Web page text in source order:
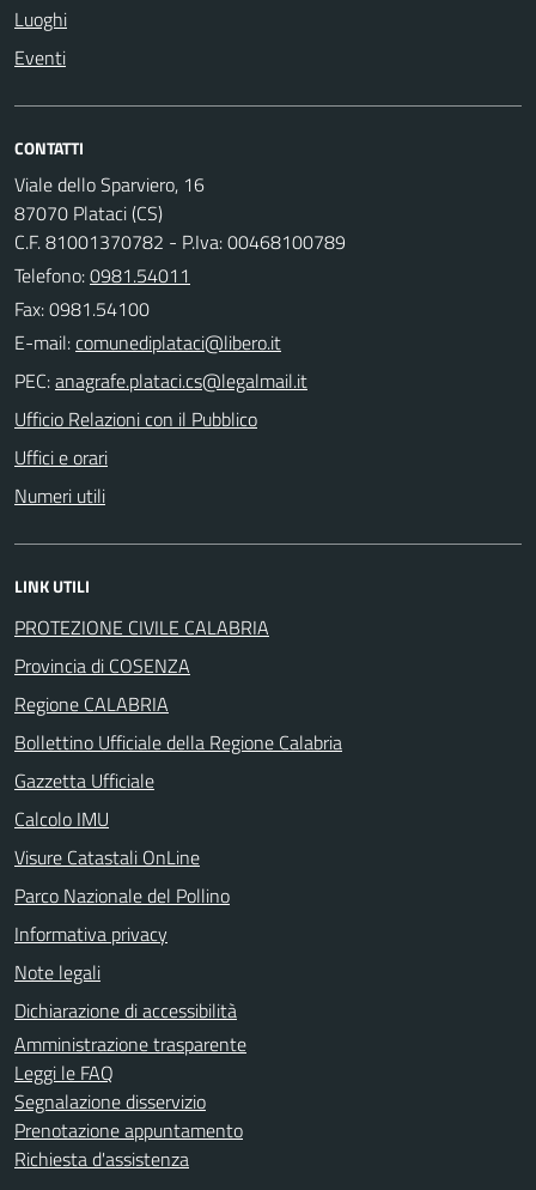
Luoghi
Eventi
CONTATTI
Viale dello Sparviero, 16
87070 Plataci (CS)
C.F. 81001370782 - P.Iva: 00468100789
Telefono:0981.54011
Fax: 0981.54100
E-mail:
PEC:
Ufficio Relazioni con il Pubblico
Uffici e orari
Numeri utili
LINK UTILI
PROTEZIONE CIVILE CALABRIA
Provincia di COSENZA
Regione CALABRIA
Bollettino Ufficiale della Regione Calabria
Gazzetta Ufficiale
Calcolo IMU
Visure Catastali OnLine
Parco Nazionale del Pollino
Informativa privacy
Note legali
Dichiarazione di accessibilità
Amministrazione trasparente
Leggi le FAQ
Segnalazione disservizio
Prenotazione appuntamento
Richiesta d'assistenza